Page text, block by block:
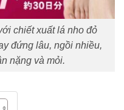
chiết xuất lá nho đỏ
đứng lâu, ngồi nhiều,
nặng và mỏi.